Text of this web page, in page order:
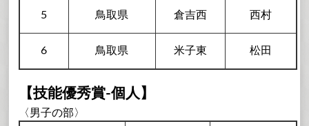
5 鳥取県 倉吉西 西村
6 鳥取県 米子東 松田
【技能優秀賞-個人】
〈男子の部〉